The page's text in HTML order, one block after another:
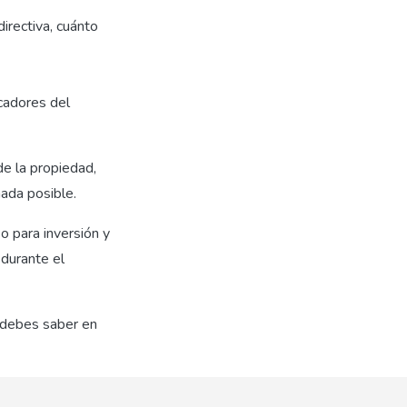
cuánto
del
la propiedad,
posible.
para inversión y
el
saber en